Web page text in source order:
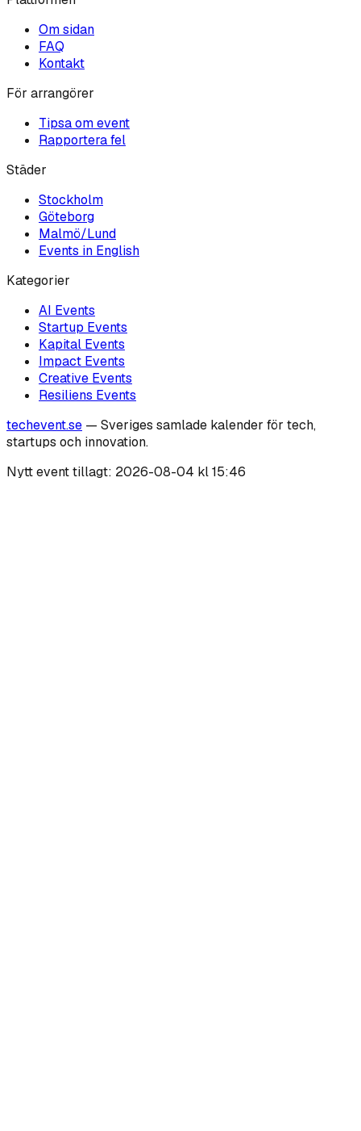
Om sidan
FAQ
Kontakt
För arrangörer
Tipsa om event
Rapportera fel
Städer
Stockholm
Göteborg
Malmö/Lund
Events in English
Kategorier
AI Events
Startup Events
Kapital Events
Impact Events
Creative Events
Resiliens Events
techevent.se — Sveriges samlade kalender för tech,
startups och innovation.
Nytt event tillagt: 2026-08-04 kl 15:46